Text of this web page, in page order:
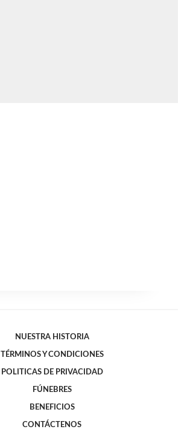
NUESTRA HISTORIA
TÉRMINOS Y CONDICIONES
POLITICAS DE PRIVACIDAD
FÚNEBRES
BENEFICIOS
CONTÁCTENOS